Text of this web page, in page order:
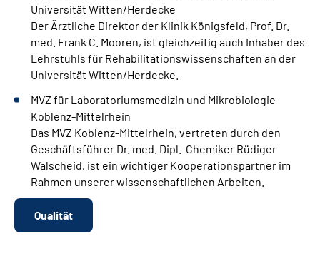
Universität Witten/Herdecke
Der Ärztliche Direktor der Klinik Königsfeld, Prof. Dr.
med. Frank C. Mooren, ist gleichzeitig auch Inhaber des
Lehrstuhls für Rehabilitationswissenschaften an der
Universität Witten/Herdecke.
MVZ für Laboratoriumsmedizin und Mikrobiologie
Koblenz-Mittelrhein
Das MVZ Koblenz-Mittelrhein, vertreten durch den
Geschäftsführer Dr. med. Dipl.-Chemiker Rüdiger
Walscheid, ist ein wichtiger Kooperationspartner im
Rahmen unserer wissenschaftlichen Arbeiten.
Qualität